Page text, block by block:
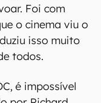
Foi com
o cinema viu o
isso muito
todos.
é impossível